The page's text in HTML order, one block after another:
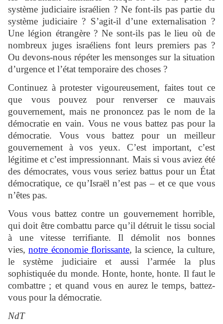
système judiciaire israélien ? Ne font-ils pas partie du
système judiciaire ? S’agit-il d’une externalisation ?
Une légion étrangère ? Ne sont-ils pas le lieu où de
nombreux juges israéliens font leurs premiers pas ?
Ou devons-nous répéter les mensonges sur la situation
d’urgence et l’état temporaire des choses ?
Continuez à protester vigoureusement, faites tout ce
que vous pouvez pour renverser ce mauvais
gouvernement, mais ne prononcez pas le nom de la
démocratie en vain. Vous ne vous battez pas pour la
démocratie. Vous vous battez pour un meilleur
gouvernement à vos yeux. C’est important, c’est
légitime et c’est impressionnant. Mais si vous aviez été
des démocrates, vous vous seriez battus pour un État
démocratique, ce qu’Israël n’est pas – et ce que vous
n’êtes pas.
Vous vous battez contre un gouvernement horrible,
qui doit être combattu parce qu’il détruit le tissu social
à une vitesse terrifiante. Il démolit nos bonnes
vies,notre économie florissante, la science, la culture,
le système judiciaire et aussi l’armée la plus
sophistiquée du monde. Honte, honte, honte. Il faut le
combattre ; et quand vous en aurez le temps, battez-
vous pour la démocratie.
NdT